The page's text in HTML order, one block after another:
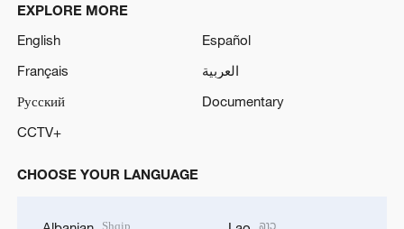
EXPLORE MORE
English
Español
Français
العربية
Русский
Documentary
CCTV+
CHOOSE YOUR LANGUAGE